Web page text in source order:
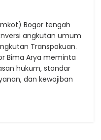
Bogor tengah
angkutan umum
Transpakuan.
Bima Arya meminta
hukum, standar
dan kewajiban